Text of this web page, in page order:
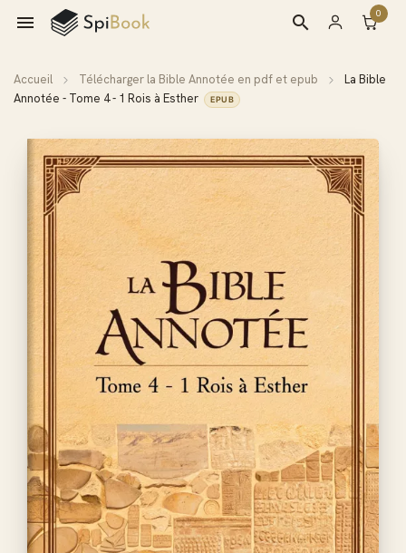
 0
search
Accueil Télécharger la Bible Annotée en pdf et epub
La Bible
Annotée - Tome 4 - 1 Rois à Esther
EPUB